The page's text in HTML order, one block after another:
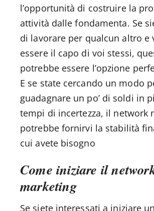
l’opportunità di costruire la
attività dalle fondamenta. Se
di lavorare per qualcun altro e
essere il capo di voi stessi,
potrebbe essere l’opzione
E se state cercando un modo
guadagnare un po’ di soldi in
tempi di incertezza, il network
potrebbe fornirvi la stabilità
cui avete bisogno
Come iniziare il
marketing
Se siete interessati a iniziare